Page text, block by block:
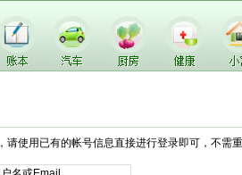
请使用已有的帐号信息直接进行登录即可，不需